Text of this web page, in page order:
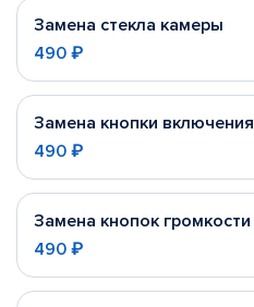
Замена стекла камеры
490 ₽
Замена кнопки включения
490 ₽
Замена кнопок громкости
490 ₽